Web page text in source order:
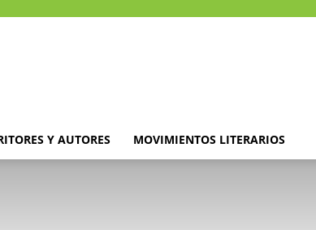
Y AUTORES MOVIMIENTOS LITERARIOS